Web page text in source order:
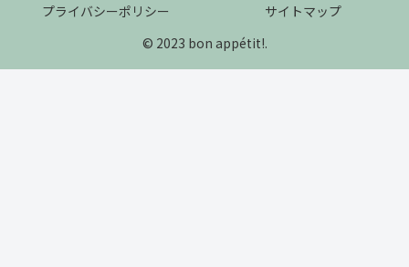
プライバシーポリシー
サイトマップ
© 2023 bon appétit!.